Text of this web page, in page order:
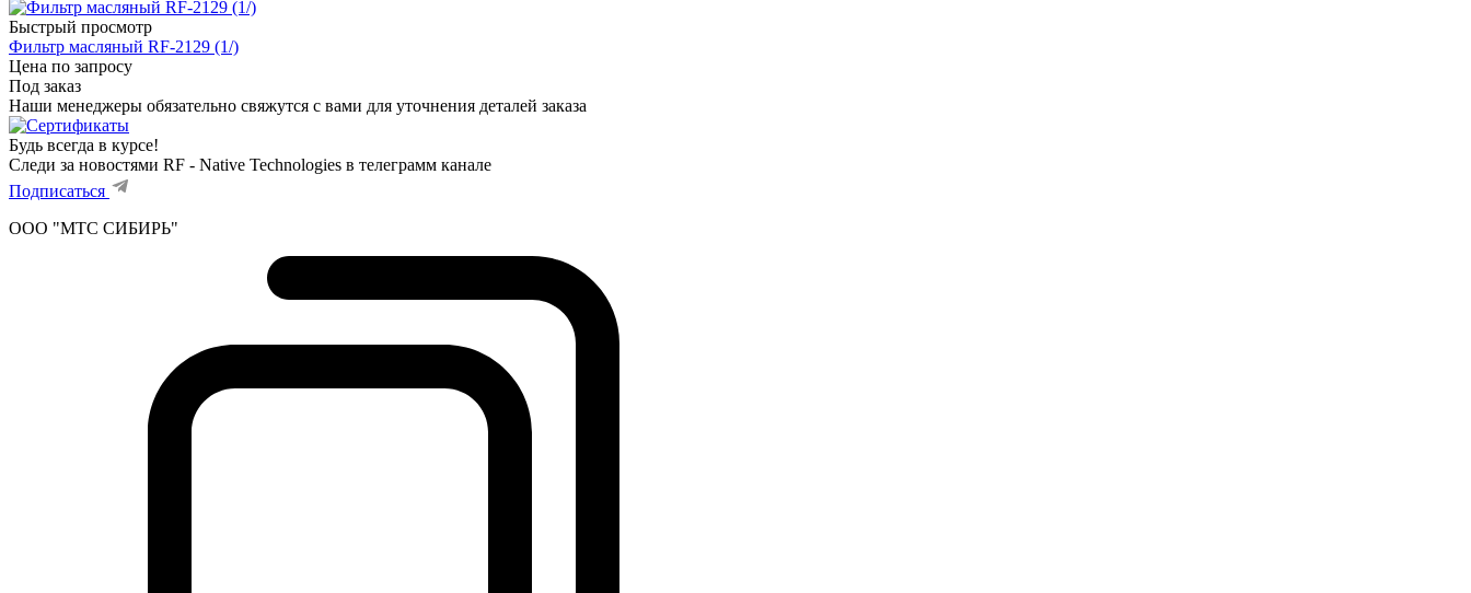
Быстрый просмотр
Фильтр масляный RF-2129 (1/)
Цена по запросу
Под заказ
Наши менеджеры обязательно свяжутся с вами для уточнения деталей заказа
Будь всегда в курсе!
Следи за новостями RF - Native Technologies в телеграмм канале
Подписаться
ООО "МТС СИБИРЬ"